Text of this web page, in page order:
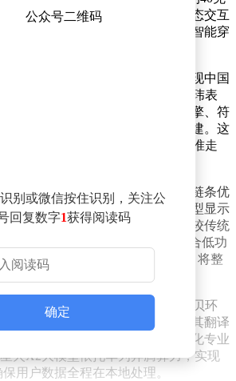
点。这款由科大讯飞研发的多模态交互
别、场景感知与国产化算力，为智能穿
用化的创新突破。
科技交流平台首发新品，旨在展现中国
场景的转化能力。公司副总裁王玮表
心价值：自主研发的语音翻译引擎、符
计，以及开放协作的产业生态构建。这
的载体，更承载着推动中国AI标准走
，研发团队从材料到结构进行全链条优
光学方案替代传统镜片，定制微型显示
用航空级复合材料，主板集成度较传统
体化成型工艺减少冗余部件，配合低功
算法，在保证8小时续航的同时，将整
左右。
载多模态AI降噪系统，可在80分贝环
于科大讯飞20年语音技术积累，其翻译
互译，特别针对商务谈判场景优化专业
火X2大模型依托华为昇腾算力，实现
用户数据全程在本地处理。
别或微信按住识别，关注公
回复数字1获得阅读码
确定